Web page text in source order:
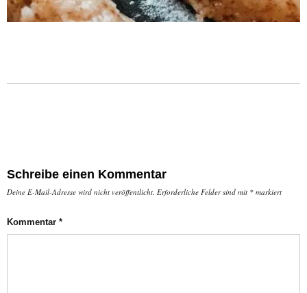
Schreibe einen Kommentar
Deine E-Mail-Adresse wird nicht veröffentlicht. Erforderliche Felder sind mit * markiert
Kommentar *